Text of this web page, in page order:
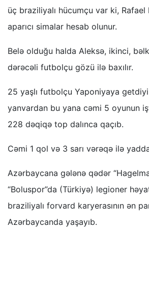
üç braziliyalı hücumçu var ki,
aparıcı simalar hesab olunur.
Belə olduğu halda Aleksə, ikinci,
dərəcəli futbolçu gözü ilə baxılır.
25 yaşlı futbolçu Yaponiyaya
yanvardan bu yana cəmi 5 oyunun
228 dəqiqə top dalınca qaçıb.
Cəmi 1 qol və 3 sarı vərəqə ilə
Azərbaycana gələnə qədər
“Boluspor”da (Türkiyə) legioner
braziliyalı forvard karyerasının ən
Azərbaycanda yaşayıb.